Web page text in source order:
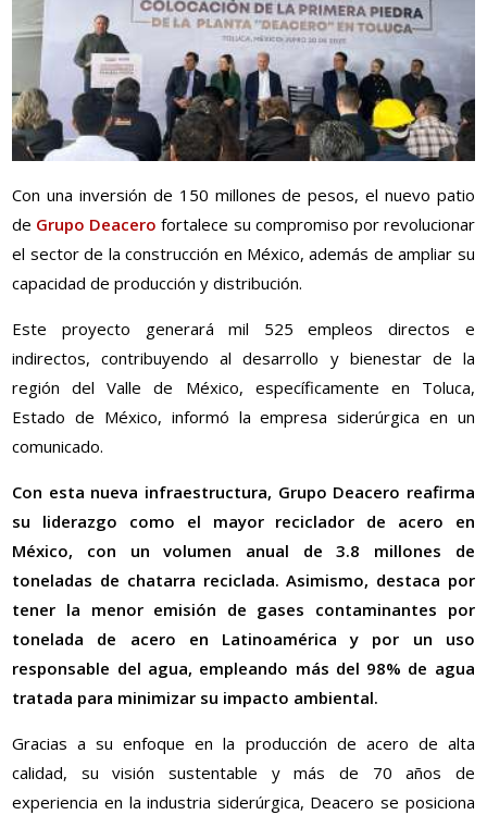
Con una inversión de 150 millones de pesos, el nuevo patio
de Grupo Deacero fortalece su compromiso por revolucionar
el sector de la construcción en México, además de ampliar su
capacidad de producción y distribución.
Este proyecto generará mil 525 empleos directos e
indirectos, contribuyendo al desarrollo y bienestar de la
región del Valle de México, específicamente en Toluca,
Estado de México, informó la empresa siderúrgica en un
comunicado.
Con esta nueva infraestructura, Grupo Deacero reafirma
su liderazgo como el mayor reciclador de acero en
México, con un volumen anual de 3.8 millones de
toneladas de chatarra reciclada. Asimismo, destaca por
tener la menor emisión de gases contaminantes por
tonelada de acero en Latinoamérica y por un uso
responsable del agua, empleando más del 98% de agua
tratada para minimizar su impacto ambiental.
Gracias a su enfoque en la producción de acero de alta
calidad, su visión sustentable y más de 70 años de
experiencia en la industria siderúrgica, Deacero se posiciona